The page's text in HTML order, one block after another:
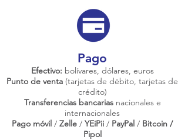
Pago
Efectivo: bolívares, dólares, euros
Punto de venta (tarjetas de débito, tarjetas de
crédito)
Transferencias bancariasnacionales e
internacionales
Pago móvil / Zelle / YEiPii / PayPal / Bitcoin /
Pipol